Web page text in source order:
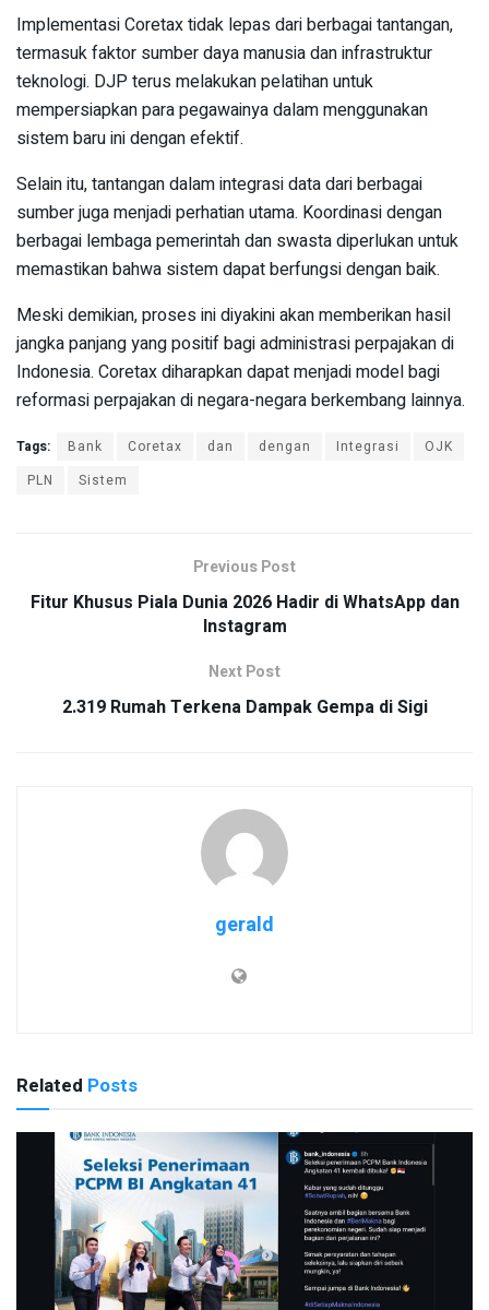
Implementasi Coretax tidak lepas dari berbagai tantangan,
termasuk faktor sumber daya manusia dan infrastruktur
teknologi. DJP terus melakukan pelatihan untuk
mempersiapkan para pegawainya dalam menggunakan
sistem baru ini dengan efektif.
Selain itu, tantangan dalam integrasi data dari berbagai
sumber juga menjadi perhatian utama. Koordinasi dengan
berbagai lembaga pemerintah dan swasta diperlukan untuk
memastikan bahwa sistem dapat berfungsi dengan baik.
Meski demikian, proses ini diyakini akan memberikan hasil
jangka panjang yang positif bagi administrasi perpajakan di
Indonesia. Coretax diharapkan dapat menjadi model bagi
reformasi perpajakan di negara-negara berkembang lainnya.
Tags: Bank Coretax dan dengan Integrasi
OJK
PLN
Sistem
Previous Post
Fitur Khusus Piala Dunia 2026 Hadir di WhatsApp dan
Instagram
Next Post
2.319 Rumah Terkena Dampak Gempa di Sigi
gerald
Related Posts